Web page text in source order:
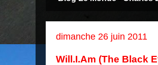
dimanche 26 juin 2011
Will.I.Am (The Black